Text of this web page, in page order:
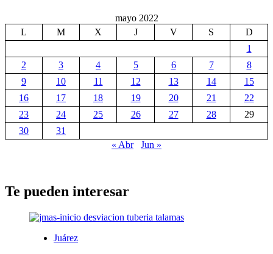
mayo 2022
L
M X J V S
D
1
2
3 4 5 6 7
8
9
10 11 12 13 14
15
16
17 18 19 20 21
22
23
24 25 26 27 28
29
30
31
« Abr
Jun »
Te pueden interesar
Juárez